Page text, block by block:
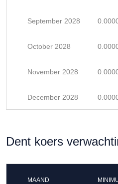
September 2028
October 2028
November 2028
December 2028
Dent koers
MAAND